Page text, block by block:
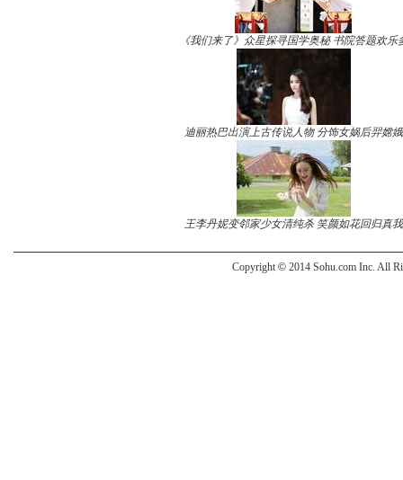
《我们来了》众星探寻国学奥秘 书院答题欢乐
迪丽热巴出演上古传说人物 分饰女娲后羿嫦娥
王李丹妮变邻家少女清纯杀 笑颜如花回归真我
Copyright © 2014 Sohu.com Inc. All